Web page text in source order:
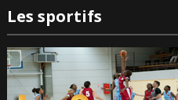
Les sportifs